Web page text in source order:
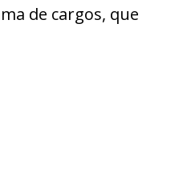
de cargos, que